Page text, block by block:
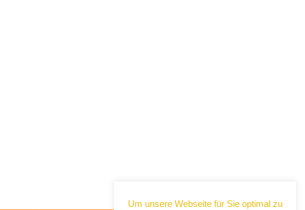
Um unsere Webseite für Sie optimal zu